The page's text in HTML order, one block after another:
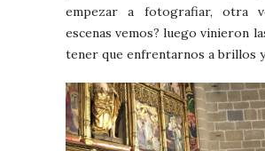
empezar a fotografiar, otra
escenas vemos? luego vinieron
tener que enfrentarnos a brillos